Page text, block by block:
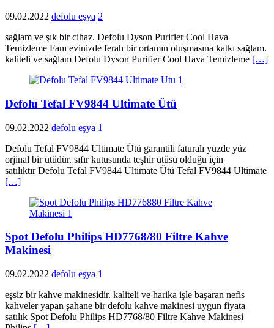
09.02.2022 defolu eşya 2
sağlam ve şık bir cihaz. Defolu Dyson Purifier Cool Hava
Temizleme Fanı evinizde ferah bir ortamın oluşmasına katkı sağlam.
kaliteli ve sağlam Defolu Dyson Purifier Cool Hava Temizleme […]
Defolu Tefal FV9844 Ultimate Ütü
09.02.2022 defolu eşya 1
Defolu Tefal FV9844 Ultimate Ütü garantili faturalı yüzde yüz
orjinal bir ütüdür. sıfır kutusunda teşhir ütüsü olduğu için
satılıktır Defolu Tefal FV9844 Ultimate Ütü Tefal FV9844 Ultimate
[…]
Spot Defolu Philips HD7768/80 Filtre Kahve
Makinesi
09.02.2022 defolu eşya 1
eşsiz bir kahve makinesidir. kaliteli ve harika işle başaran nefis
kahveler yapan şahane bir defolu kahve makinesi uygun fiyata
satılık Spot Defolu Philips HD7768/80 Filtre Kahve Makinesi